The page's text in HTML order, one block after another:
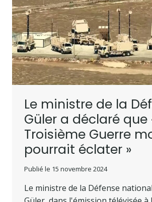
Le ministre de la
Güler a déclaré que
Troisième Guerre
pourrait éclater »
Publié le 15 novembre 2024
Le ministre de la Défense